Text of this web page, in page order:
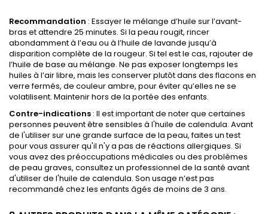
Recommandation : Essayer le mélange d’huile sur l’avant-
bras et attendre 25 minutes. Si la peau rougit, rincer
abondamment à l’eau ou à l’huile de lavande jusqu’à
disparition complète de la rougeur. Si tel est le cas, rajouter de
l’huile de base au mélange. Ne pas exposer longtemps les
huiles à l’air libre, mais les conserver plutôt dans des flacons en
verre fermés, de couleur ambre, pour éviter qu’elles ne se
volatilisent. Maintenir hors de la portée des enfants.
Contre-indications : Il est important de noter que certaines
personnes peuvent être sensibles à l'huile de calendula. Avant
de l'utiliser sur une grande surface de la peau, faites un test
pour vous assurer qu'il n'y a pas de réactions allergiques. Si
vous avez des préoccupations médicales ou des problèmes
de peau graves, consultez un professionnel de la santé avant
d'utiliser de l'huile de calendula. Son usage n’est pas
recommandé chez les enfants âgés de moins de 3 ans.